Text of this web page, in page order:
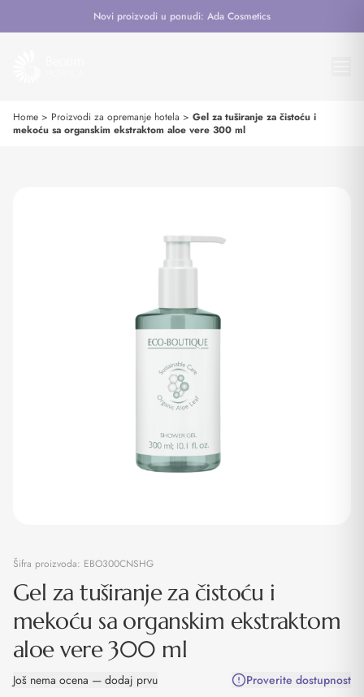
Novi proizvodi u ponudi: Ada Cosmetics
Home > Proizvodi za opremanje hotela > Gel za tuširanje za čistoću i
mekoću sa organskim ekstraktom aloe vere 300 ml
Šifra proizvoda: EBO300CNSHG
Gel za tuširanje za čistoću i
mekoću sa organskim ekstraktom
aloe vere 300 ml
Još nema ocena — dodaj prvu Proverite dostupnost